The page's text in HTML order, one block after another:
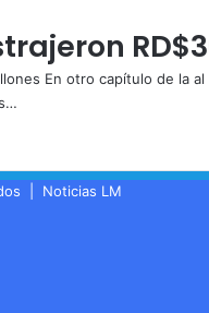
En otro capítulo de la
| Noticias LM